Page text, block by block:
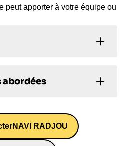
peut apporter à votre équipe ou
Ancien Fellow
de Cambridge et
Award en 2013 ainsi
de Thinkers50 comme l'un
les plus influents
abordées
être au travail et QVT
NAVI RADJOU